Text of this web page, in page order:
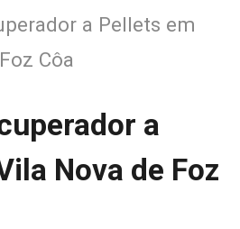
a Pellets em
Côa
a
Nova de Foz